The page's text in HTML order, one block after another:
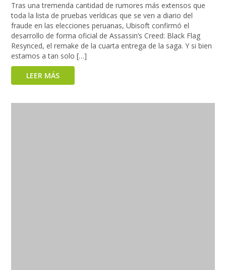
Tras una tremenda cantidad de rumores más extensos que
toda la lista de pruebas verídicas que se ven a diario del
fraude en las elecciones peruanas, Ubisoft confirmó el
desarrollo de forma oficial de Assassin’s Creed: Black Flag
Resynced, el remake de la cuarta entrega de la saga. Y si bien
estamos a tan solo […]
LEER MÁS